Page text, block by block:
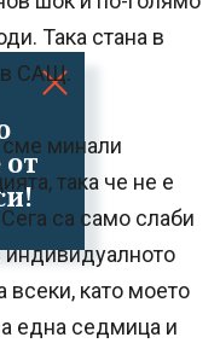
от
Така стана в
в САЩ.
сме минали
така че не е
са само слаби
индивидуалното
всеки, като моето
една седмица и